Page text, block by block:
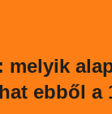
melyik
ebből a